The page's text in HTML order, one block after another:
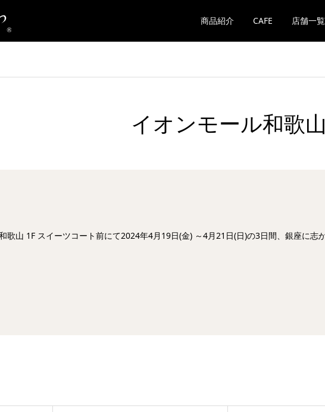
商品紹介 CAFE 店舗一覧
イオンモール和歌山
歌山 1F スイーツコート前にて2024年4月19日(金) ～4月21日(日)の3日間、銀座に志